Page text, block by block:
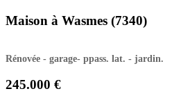
Maison à Wasmes (7340)
Rénovée - garage- ppass. lat. - jardin.
245.000 €